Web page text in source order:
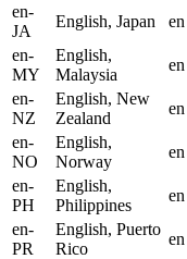
en-
JA
English, Japan en
en-
MY
English,
Malaysia
en
en-
NZ
English, New
Zealand
en
en-
NO
English,
Norway
en
en-
PH
English,
Philippines
en
en-
PR
English, Puerto
Rico
en